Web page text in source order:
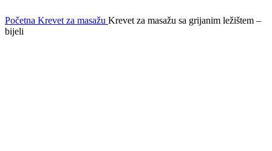
Početna Krevet za masažu Krevet za masažu sa grijanim ležištem –
bijeli